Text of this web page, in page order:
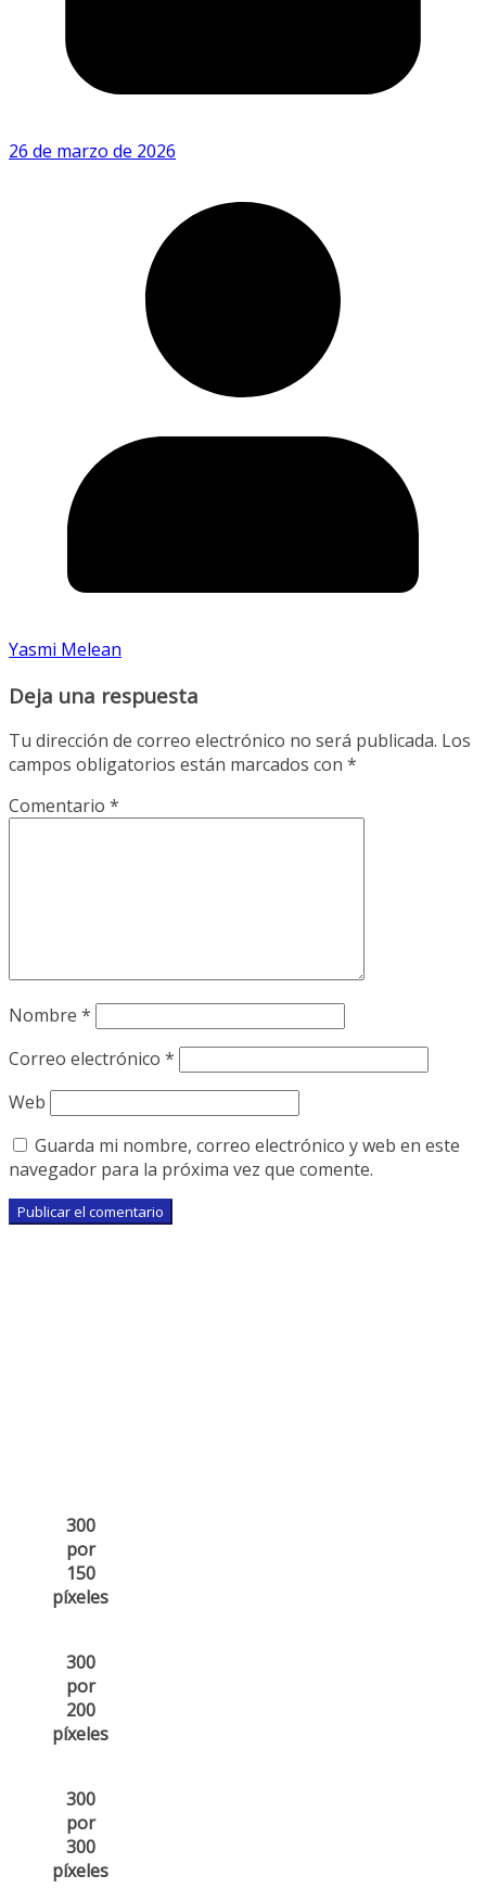
26 de marzo de 2026
Yasmi Melean
Deja una respuesta
Tu dirección de correo electrónico no será publicada. Los
campos obligatorios están marcados con *
Comentario *
Nombre *
Correo electrónico *
Web
Guarda mi nombre, correo electrónico y web en este
navegador para la próxima vez que comente.
300
por
150
píxeles
300
por
200
píxeles
300
por
300
píxeles